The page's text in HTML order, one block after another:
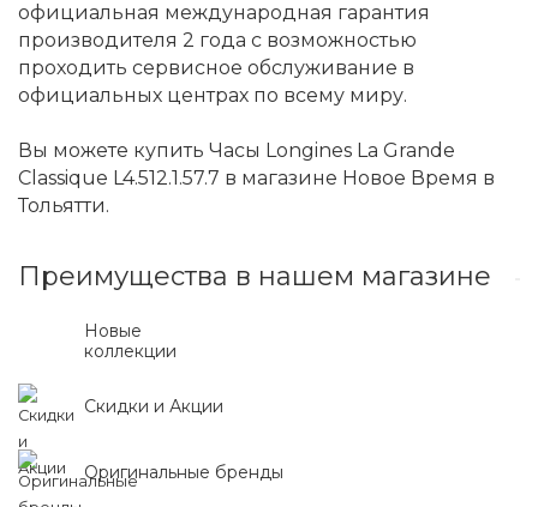
официальная международная гарантия
производителя 2 года с возможностью
проходить сервисное обслуживание в
официальных центрах по всему миру.
Вы можете купить Часы Longines La Grande
Classique L4.512.1.57.7 в магазине Новое Время в
Тольятти.
Преимущества в нашем магазине
Новые
коллекции
Скидки и Акции
Оригинальные бренды